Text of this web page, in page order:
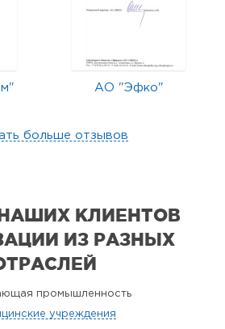
АО "Эфко"
больше отзывов
КЛИЕНТОВ
ИЗ РАЗНЫХ
промышленность
учреждения